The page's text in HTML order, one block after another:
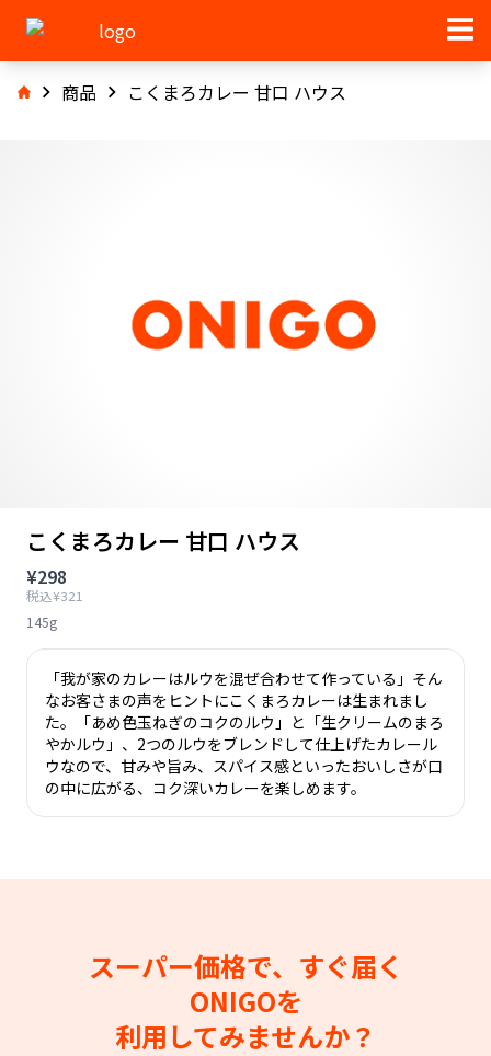
商品 こくまろカレー 甘口 ハウス
こくまろカレー 甘口 ハウス
¥298
税込¥321
145g
「我が家のカレーはルウを混ぜ合わせて作っている」そん
なお客さまの声をヒントにこくまろカレーは生まれまし
た。「あめ色玉ねぎのコクのルウ」と「生クリームのまろ
やかルウ」、2つのルウをブレンドして仕上げたカレール
ウなので、甘みや旨み、スパイス感といったおいしさが口
の中に広がる、コク深いカレーを楽しめます。
スーパー価格で、すぐ届く
ONIGOを
利用してみませんか？